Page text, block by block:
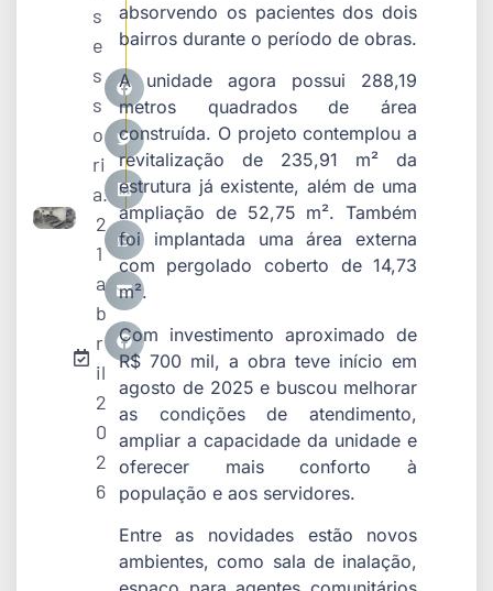
s
e
s
s
o
ri
a.
2
1
a
b
r
il
2
0
2
6
absorvendo os pacientes dos dois
bairros durante o período de obras.
A unidade agora possui 288,19
metros quadrados de área
construída. O projeto contemplou a
revitalização de 235,91 m² da
estrutura já existente, além de uma
ampliação de 52,75 m². Também
foi implantada uma área externa
com pergolado coberto de 14,73
m².
Com investimento aproximado de
R$ 700 mil, a obra teve início em
agosto de 2025 e buscou melhorar
as condições de atendimento,
ampliar a capacidade da unidade e
oferecer mais conforto à
população e aos servidores.
Entre as novidades estão novos
ambientes, como sala de inalação,